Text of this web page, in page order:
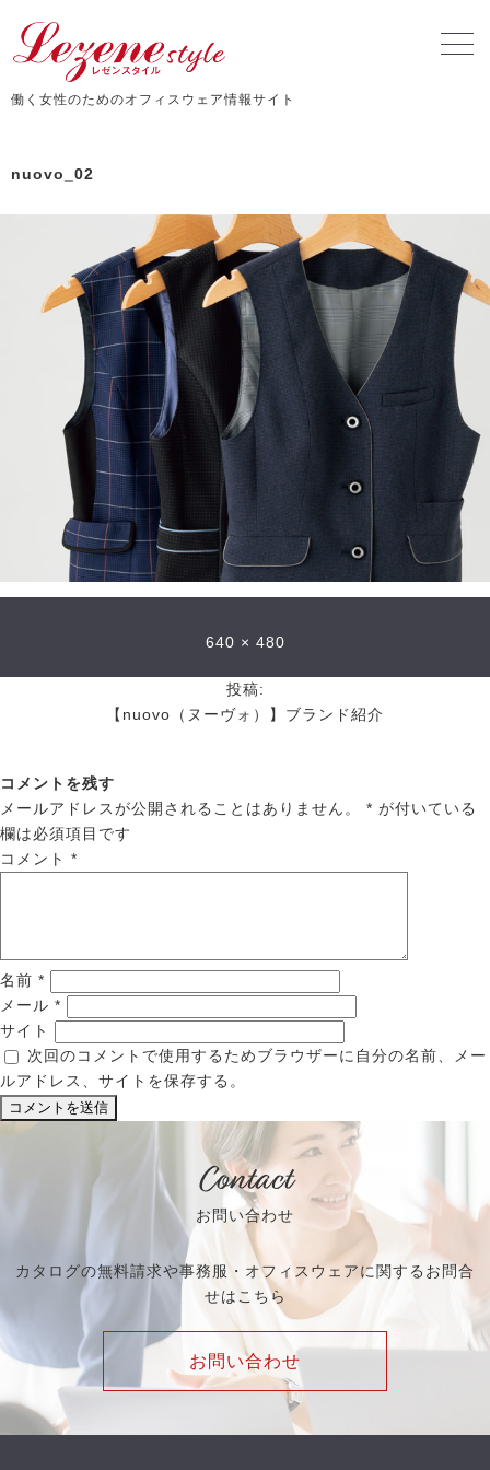
働く女性のためのオフィスウェア情報サイト
nuovo_02
640 × 480
投稿:
【nuovo（ヌーヴォ）】ブランド紹介
コメントを残す
メールアドレスが公開されることはありません。
* が付いている
欄は必須項目です
コメント *
名前 *
メール *
サイト
次回のコメントで使用するためブラウザーに自分の名前、メー
ルアドレス、サイトを保存する。
Contact
お問い合わせ
カタログの無料請求や事務服・オフィスウェアに関するお問合
せはこちら
お問い合わせ